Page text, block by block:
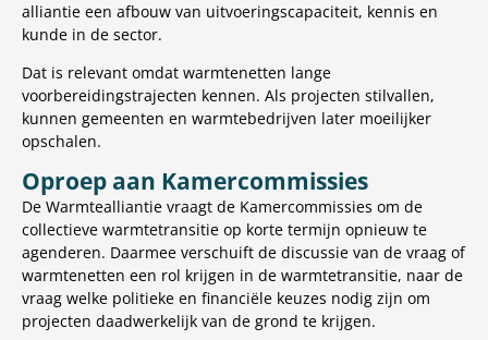
alliantie een afbouw van uitvoeringscapaciteit, kennis en
kunde in de sector.
Dat is relevant omdat warmtenetten lange
voorbereidingstrajecten kennen. Als projecten stilvallen,
kunnen gemeenten en warmtebedrijven later moeilijker
opschalen.
Oproep aan Kamercommissies
De Warmtealliantie vraagt de Kamercommissies om de
collectieve warmtetransitie op korte termijn opnieuw te
agenderen. Daarmee verschuift de discussie van de vraag of
warmtenetten een rol krijgen in de warmtetransitie, naar de
vraag welke politieke en financiële keuzes nodig zijn om
projecten daadwerkelijk van de grond te krijgen.